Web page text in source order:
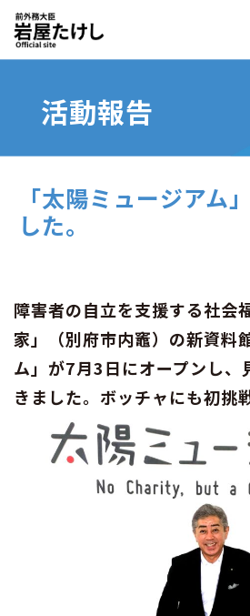
活動報告
「太陽ミュージアム
した。
障害者の自立を支援する社会
家」（別府市内竈）の新資料
ム」が7月3日にオープンし、
きました。ボッチャにも初挑